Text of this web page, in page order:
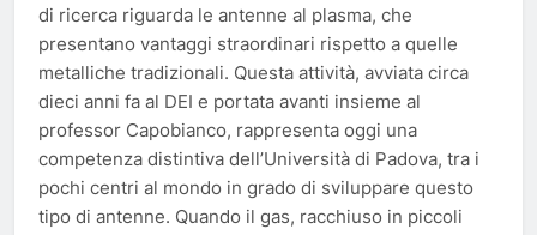
di ricerca riguarda le antenne al plasma, che
presentano vantaggi straordinari rispetto a quelle
metalliche tradizionali. Questa attività, avviata circa
dieci anni fa al DEI e portata avanti insieme al
professor Capobianco, rappresenta oggi una
competenza distintiva dell’Università di Padova, tra i
pochi centri al mondo in grado di sviluppare questo
tipo di antenne. Quando il gas, racchiuso in piccoli